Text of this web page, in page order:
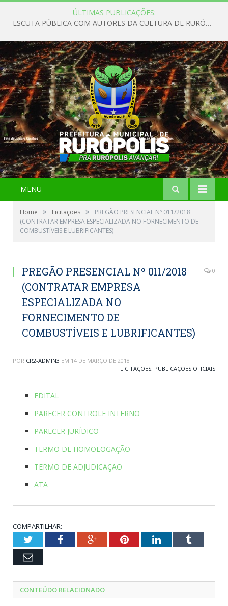
ÚLTIMAS PUBLICAÇÕES:
ESCUTA PÚBLICA COM AUTORES DA CULTURA DE RURÓPOLIS
MENU
Home » Licitações »
PREGÃO PRESENCIAL Nº 011/2018
(CONTRATAR EMPRESA ESPECIALIZADA NO FORNECIMENTO DE
COMBUSTÍVEIS E LUBRIFICANTES)
PREGÃO PRESENCIAL Nº 011/2018
(CONTRATAR EMPRESA
ESPECIALIZADA NO
FORNECIMENTO DE
COMBUSTÍVEIS E LUBRIFICANTES)
0
POR CR2-ADMIN3 EM 14 DE MARÇO DE 2018
LICITAÇÕES, PUBLICAÇÕES OFICIAIS
EDITAL
PARECER CONTROLE INTERNO
PARECER JURÍDICO
TERMO DE HOMOLOGAÇÃO
TERMO DE ADJUDICAÇÃO
ATA
COMPARTILHAR:
TwitterFacebookGoogle+PinterestLinkedInTumblr
Email
CONTEÚDO RELACIONADO